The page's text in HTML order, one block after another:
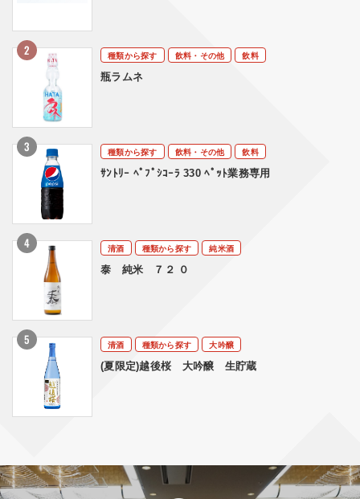
種類から探す 飲料・その他
飲料
瓶ラムネ
種類から探す 飲料・その他
飲料
ｻﾝﾄﾘｰ ﾍﾟﾌﾟｼｺｰﾗ 330 ﾍﾟｯﾄ業務専用
清酒 種類から探す
純米酒
泰 純米 ７２ ０
清酒 種類から探す
大吟醸
(夏限定)越後桜 大吟醸 生貯蔵